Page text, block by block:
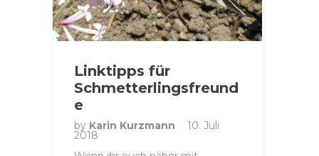
Linktipps für
Schmetterlingsfreund
e
by Karin Kurzmann 10. Juli
2018